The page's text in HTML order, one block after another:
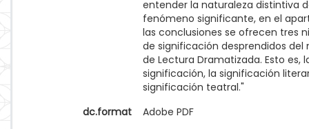
entender la naturaleza distintiva
fenómeno significante, en el
las conclusiones se ofrecen tres
de significación desprendidos del
de Lectura Dramatizada. Esto es,
significación, la significación
significación teatral."
dc.format
Adobe PDF